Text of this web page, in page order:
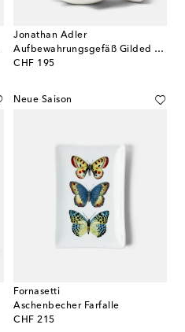
Jonathan Adler
Aufbewahrungsgefäß Gilded Eve aus Porzellan
CHF 195
original price
Neue Saison
Fornasetti
Aschenbecher Farfalle
CHF 215
original price